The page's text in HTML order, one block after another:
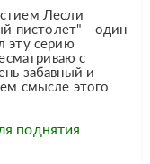
Лесли
пистолет" - один
эту серию
с
забавный и
смысле этого
поднятия